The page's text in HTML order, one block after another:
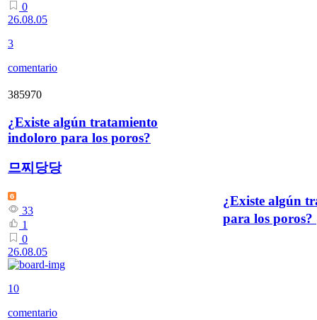
0
26.08.05
3
comentario
385970
¿Existe algún tratamiento
indoloro para los poros?
므찌당당
33
1
0
26.08.05
10
comentario
¿Existe algún
para los poros?